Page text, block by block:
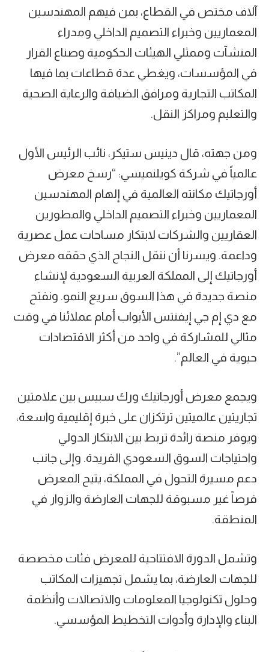
آلاف مختص في القطاع، بمن فيهم المهندسين
المعماريين وخبراء التصميم الداخلي ومدراء
المنشآت وممثلي الهيئات الحكومية وصناع القرار
في المؤسسات، ويغطي عدة قطاعات بما فيها
المكاتب التجارية ومرافق الضيافة والرعاية الصحية
والتعليم ومراكز النقل.
ومن جهته، قال دينيس ستيكر، نائب الرئيس الأول
عالمياً في شركة كويلنميسي: “رسخ معرض
أورجاتيك مكانته العالمية في إلهام المهندسين
المعماريين وخبراء التصميم الداخلي والمطورين
العقاريين والشركات لابتكار مساحات عمل عصرية
وداعمة. ويسرنا أن ننقل النجاح الذي حققه معرض
أورجاتيك إلى المملكة العربية السعودية لإنشاء
منصة جديدة في هذا السوق سريع النمو. ونفتح
مع دي إم جي إيفنتس الأبواب أمام عملائنا في وقت
مثالي للمشاركة في واحد من أكثر الاقتصادات
حيوية في العالم”.
ويجمع معرض أورجاتيك ورك سبيس بين علامتين
تجاريتين عالميتين ترتكزان على خبرة إقليمية واسعة،
ويوفر منصة رائدة تربط بين الابتكار الدولي
واحتياجات السوق السعودي الفريدة. وإلى جانب
دعم مسيرة التحول في المملكة، يتيح المعرض
فرصاً غير مسبوقة للجهات العارضة والزوار في
المنطقة.
وتشمل الدورة الافتتاحية للمعرض فئات مخصصة
للجهات العارضة، بما يشمل تجهيزات المكاتب
وحلول تكنولوجيا المعلومات والاتصالات وأنظمة
البناء والإدارة وأدوات التخطيط المؤسسي.